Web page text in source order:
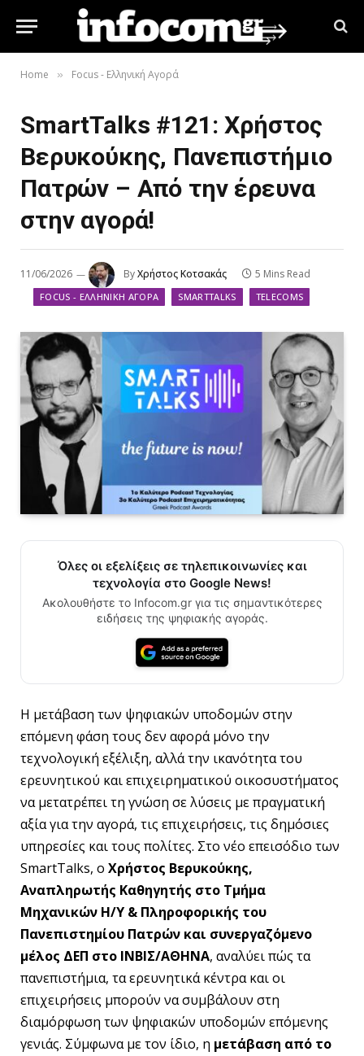
Home » Focus - Ελληνική Αγορά
SmartTalks #121: Χρήστος
Βερυκούκης, Πανεπιστήμιο
Πατρών – Από την έρευνα
στην αγορά!
11/06/2026 ByΧρήστος Κοτσακάς 5 Mins Read
FOCUS - ΕΛΛΗΝΙΚΉ ΑΓΟΡΆ SMARTTALKS TELECOMS
Όλες οι εξελίξεις σε τηλεπικοινωνίες και
τεχνολογία στο Google News!
Ακολουθήστε το Infocom.gr για τις σημαντικότερες
ειδήσεις της ψηφιακής αγοράς.
Η μετάβαση των ψηφιακών υποδομών στην
επόμενη φάση τους δεν αφορά μόνο την
τεχνολογική εξέλιξη, αλλά την ικανότητα του
ερευνητικού και επιχειρηματικού οικοσυστήματος
να μετατρέπει τη γνώση σε λύσεις με πραγματική
αξία για την αγορά, τις επιχειρήσεις, τις δημόσιες
υπηρεσίες και τους πολίτες. Στο νέο επεισόδιο των
SmartTalks, ο Χρήστος Βερυκούκης,
Αναπληρωτής Καθηγητής στο Τμήμα
Μηχανικών Η/Υ & Πληροφορικής του
Πανεπιστημίου Πατρών και συνεργαζόμενο
μέλος ΔΕΠ στο ΙΝΒΙΣ/ΑΘΗΝΑ, αναλύει πώς τα
πανεπιστήμια, τα ερευνητικά κέντρα και οι
επιχειρήσεις μπορούν να συμβάλουν στη
διαμόρφωση των ψηφιακών υποδομών επόμενης
γενιάς. Σύμφωνα με τον ίδιο, η μετάβαση από το